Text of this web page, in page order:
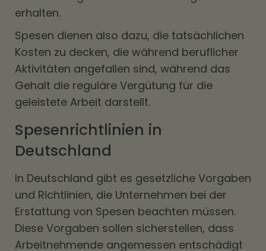
erhalten.
Spesen dienen also dazu, die tatsächlichen
Kosten zu decken, die während beruflicher
Aktivitäten angefallen sind, während das
Gehalt die reguläre Vergütung für die
geleistete Arbeit darstellt.
Spesenrichtlinien in
Deutschland
In Deutschland gibt es gesetzliche Vorgaben
und Richtlinien, die Unternehmen bei der
Erstattung von Spesen beachten müssen.
Diese Vorgaben sollen sicherstellen, dass
Arbeitnehmende angemessen entschädigt